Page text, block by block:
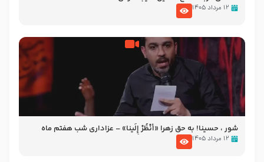
۱۲ مرداد ۱۴۰۵
شور ، حسینا! به‌ حق زهرا «أُنْظُرْ إِلَینا» – عزاداری شب هفتم ماه
محرّم 1405
۱۲ مرداد ۱۴۰۵